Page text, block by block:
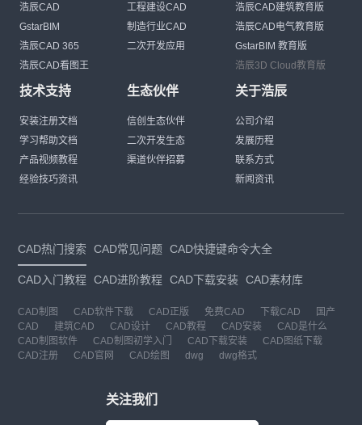
浩辰CAD
GstarBIM
浩辰CAD 365
浩辰CAD看图王
工程建设CAD
制造行业CAD
二次开发应用
浩辰CAD建筑教育版
浩辰CAD电气教育版
GstarBIM 教育版
浩辰3D Cloud教育版
技术支持
安装注册文档
学习帮助文档
产品视频教程
经验技巧资讯
生态伙伴
信创生态伙伴
二次开发生态
渠道伙伴招募
关于浩辰
公司介绍
发展历程
联系方式
新闻资讯
CAD热门搜索 CAD常见问题 CAD快捷键命令大全
CAD入门教程 CAD进阶教程 CAD下载安装 CAD素材库
CAD制图 CAD软件下载 CAD正版 免费CAD 下载CAD
国产
CAD
建筑CAD CAD设计 CAD教程 CAD安装
CAD是什么
CAD制图软件
CAD制图初学入门 CAD下载安装
CAD图纸下载
CAD注册
CAD官网 CAD绘图 dwg dwg格式
关注我们